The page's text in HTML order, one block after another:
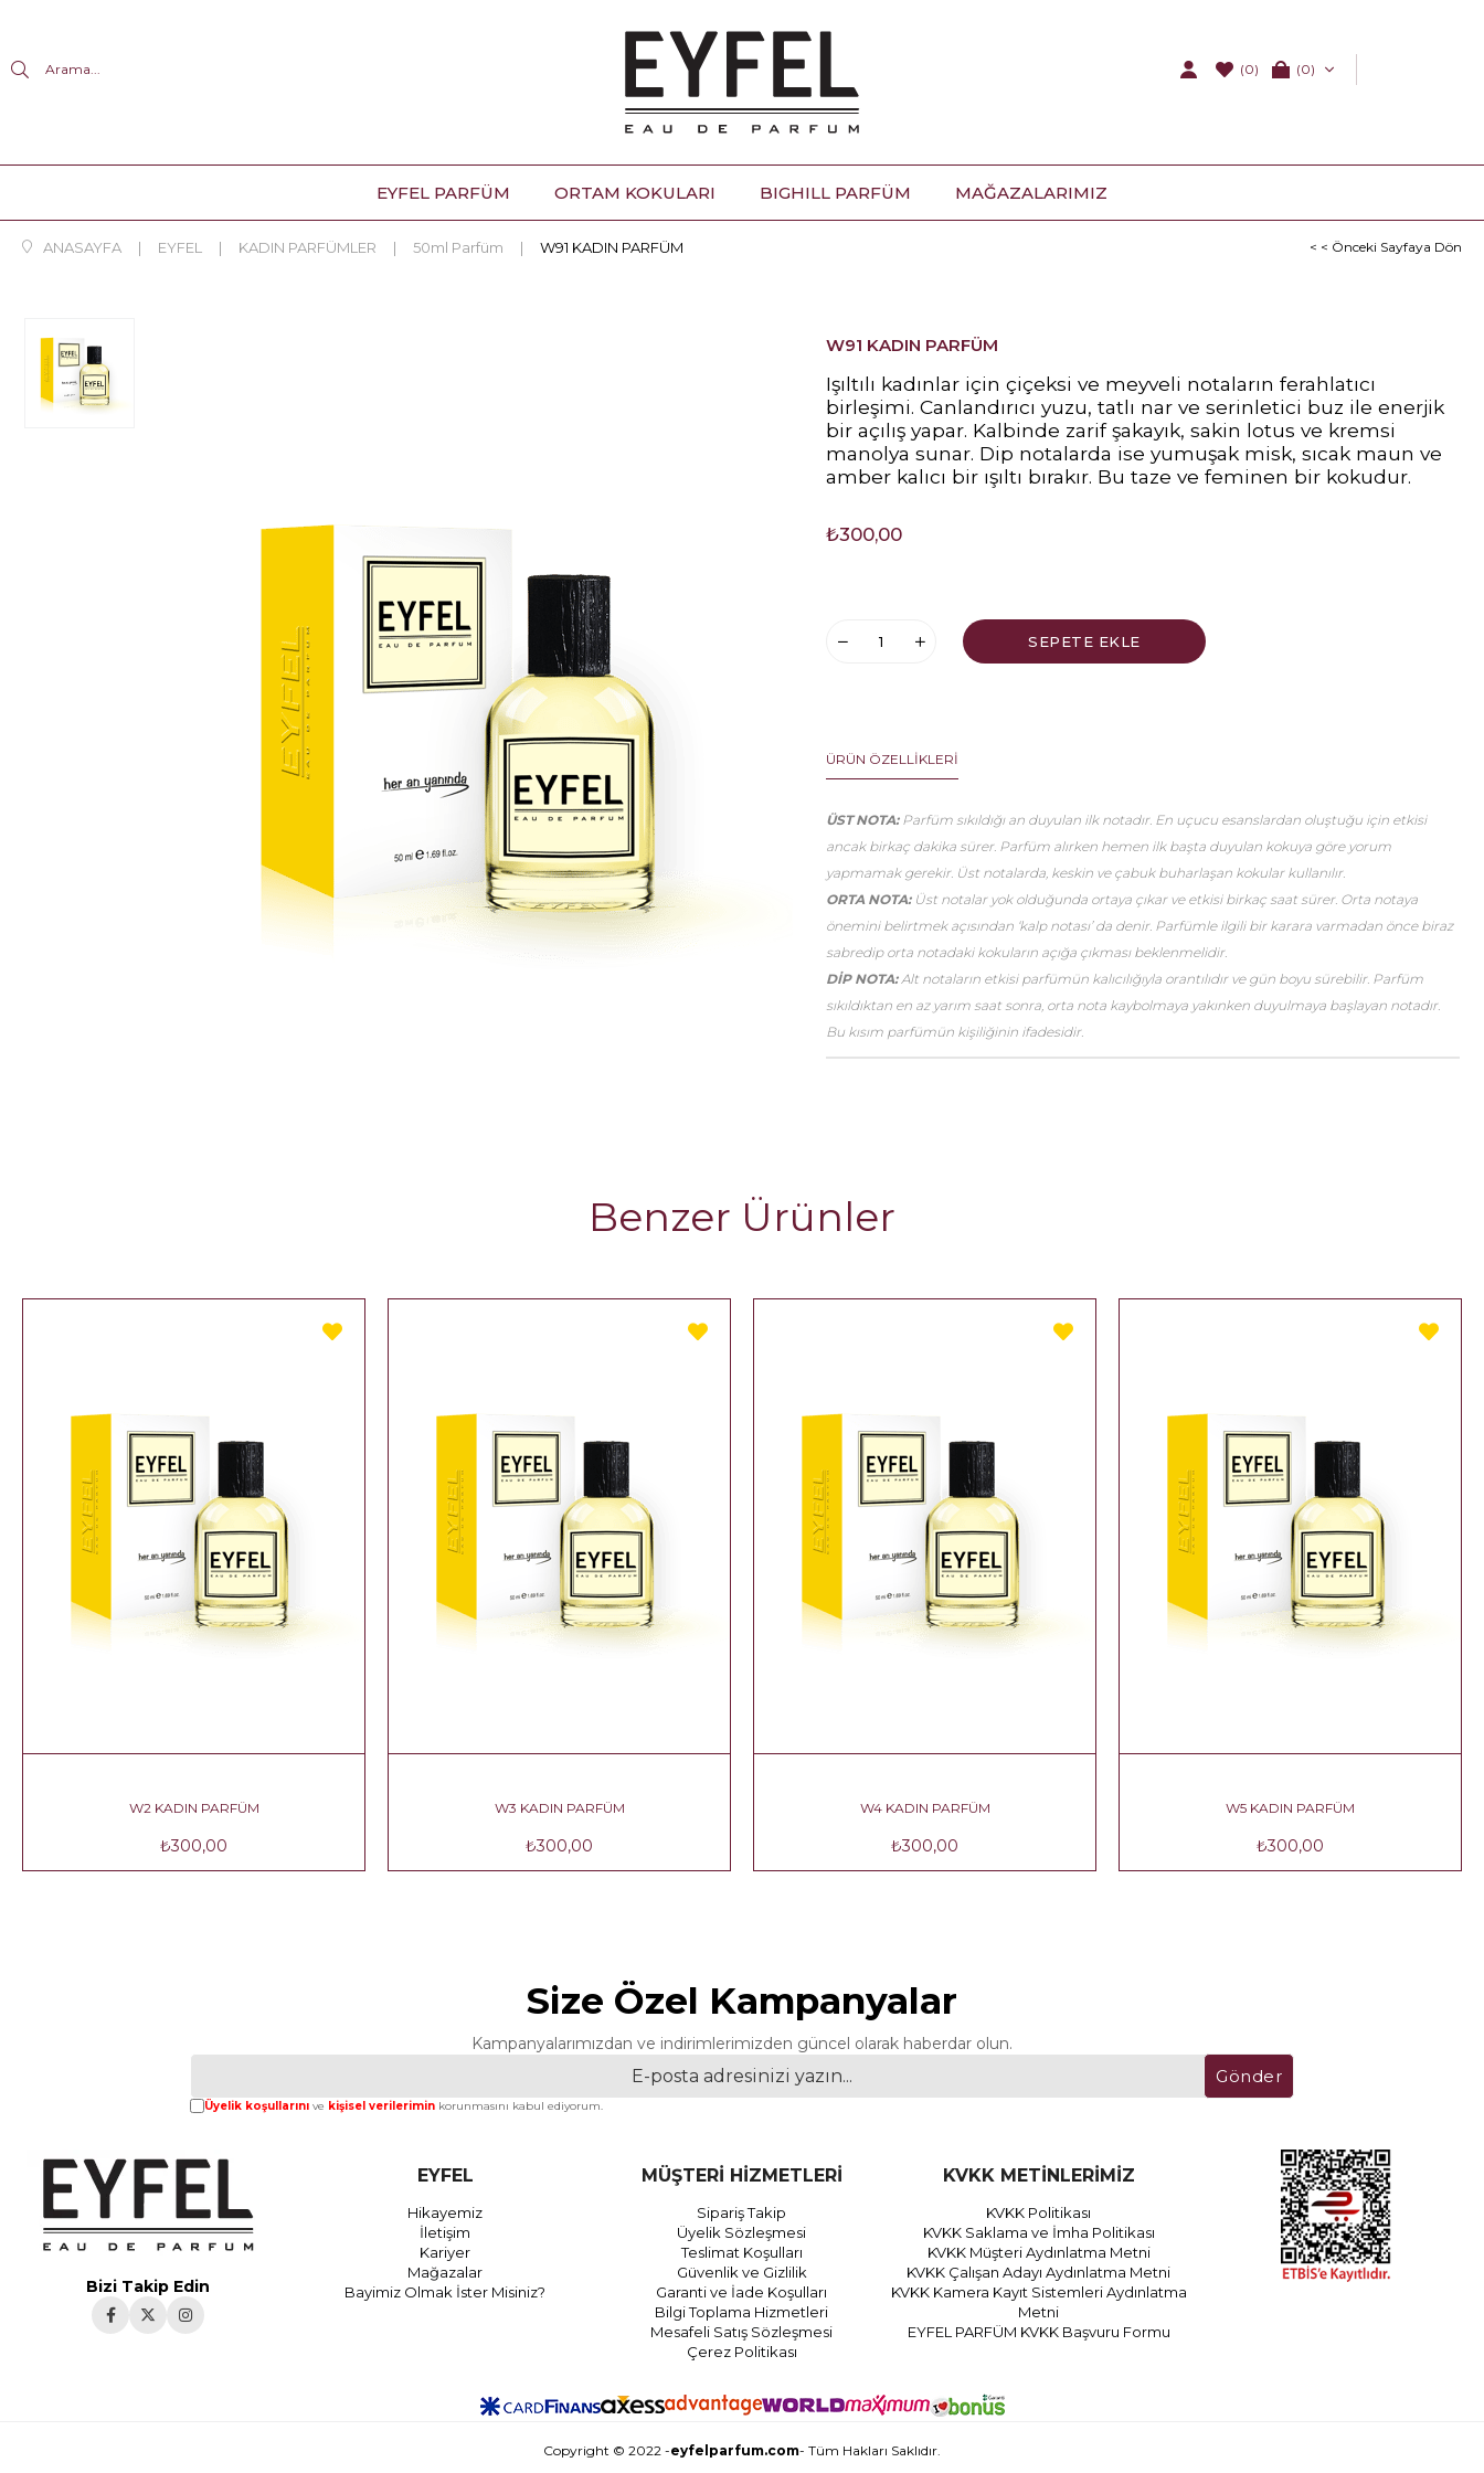
Arama... (0) 0
EYFEL PARFÜM ORTAM KOKULARI BIGHILL PARFÜM MAĞAZALARIMIZ
ANASAYFA EYFEL KADIN PARFÜMLER 50ml Parfüm W91 KADIN PARFÜM < < Önceki Sayfaya Dön
W91 KADIN PARFÜM
Işıltılı kadınlar için çiçeksi ve meyveli notaların ferahlatıcı
birleşimi. Canlandırıcı yuzu, tatlı nar ve serinletici buz ile enerjik
bir açılış yapar. Kalbinde zarif şakayık, sakin lotus ve kremsi
manolya sunar. Dip notalarda ise yumuşak misk, sıcak maun ve
amber kalıcı bir ışıltı bırakır. Bu taze ve feminen bir kokudur.
₺300,00
ÜRÜN ÖZELLIKLERI
ÜST NOTA:Parfüm sıkıldığı an duyulan ilk notadır. En uçucu esanslardan oluştuğu için etkisi
ancak birkaç dakika sürer. Parfüm alırken hemen ilk başta duyulan kokuya göre yorum
yapmamak gerekir. Üst notalarda, keskin ve çabuk buharlaşan kokular kullanılır.
ORTA NOTA: Üst notalar yok olduğunda ortaya çıkar ve etkisi birkaç saat sürer. Orta notaya
önemini belirtmek açısından ‘kalp notası’ da denir. Parfümle ilgili bir karara varmadan önce biraz
sabredip orta notadaki kokuların açığa çıkması beklenmelidir.
DİP NOTA:Alt notaların etkisi parfümün kalıcılığıyla orantılıdır ve gün boyu sürebilir. Parfüm
sıkıldıktan en az yarım saat sonra, orta nota kaybolmaya yakınken duyulmaya başlayan notadır.
Bu kısım parfümün kişiliğinin ifadesidir.
Benzer Ürünler
W2 KADIN PARFÜM
₺300,00
W3 KADIN PARFÜM
₺300,00
W4 KADIN PARFÜM
₺300,00
W5 KADIN PARFÜM
₺300,00
Size Özel Kampanyalar
Kampanyalarımızdan ve indirimlerimizden güncel olarak haberdar olun.
Gönder
Üyelik koşullarını ve kişisel verilerimin korunmasını kabul ediyorum.
Bizi Takip Edin
EYFEL
Hikayemiz
İletişim
Kariyer
Mağazalar
Bayimiz Olmak İster Misiniz?
MÜŞTERİ HİZMETLERİ
Sipariş Takip
Üyelik Sözleşmesi
Teslimat Koşulları
Güvenlik ve Gizlilik
Garanti ve İade Koşulları
Bilgi Toplama Hizmetleri
Mesafeli Satış Sözleşmesi
Çerez Politikası
KVKK METİNLERİMİZ
KVKK Politikası
KVKK Saklama ve İmha Politikası
KVKK Müşteri Aydınlatma Metni
KVKK Çalışan Adayı Aydınlatma Metni
KVKK Kamera Kayıt Sistemleri Aydınlatma
Metni
EYFEL PARFÜM KVKK Başvuru Formu
Copyright © 2022 -eyfelparfum.com- Tüm Hakları Saklıdır.